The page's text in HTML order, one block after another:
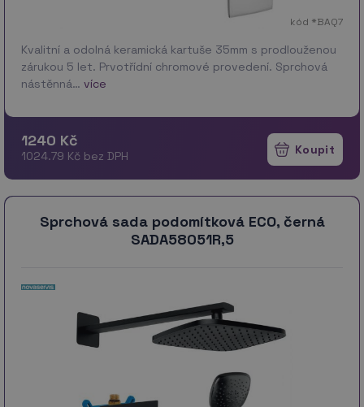
kód *BAQ7
Kvalitní a odolná keramická kartuše 35mm s prodlouženou
zárukou 5 let. Prvotřídní chromové provedení. Sprchová
nástěnná… více
1240 Kč
1024.79 Kč bez DPH
Sprchová sada podomítková ECO, černá
SADA58051R,5